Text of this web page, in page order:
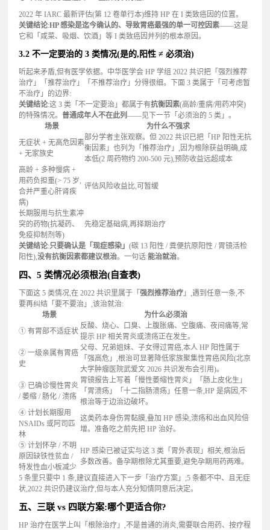
2022 年 IARC 最新评估(第 12 卷单行本)维持 HP 在 I 类致癌因的位置。
关键结论:HP 感染是迄今确认的、导致胃癌最强的单一可控因素——这是
它和「咸菜、吸烟、饮酒」等 I 类致癌因并列的根本原因。
3.2 不一定要治的 3 类情况(是的,阳性 ≠ 必须治)
听起来矛盾,但有医学依据。中华医学会 HP 学组 2022 共识把「强烈推荐
治疗」「推荐治疗」「不推荐治疗」分得很细。下面 3 类属于「可考虑暂
不治疗」的边界:
关键结论:这 3 类「不一定要治」都属于有抗衡因素(高龄/重病/用药冲突)
的特殊情况。 普通成年人不在此列——见下一节「必须治的 5 类」。
场景
为什么不强求
无症状 + 无高危因素
+ 无家族史
部分学者主张观察。但 2022 共识已把「HP 阳性无抗
衡因素」也列为「推荐治疗」,因为根除获益明确,成
本低(2 周药物约 200-500 元),预防收益远超成本
高龄 + 多种慢病 +
用药负担重(> 75 岁,
合并严重心肝肾疾
病)
评估风险收益比,可暂缓
长期服用与抗生素冲
突的药物(抗凝药、
免疫抑制剂等)
先稳定基础病,再择期治疗
关键结论:只要确认是「现症感染」 (碳 13 阳性 / 粪便抗原阳性 / 胃镜活检
阳性),没有抗衡因素都建议根治。一句话:能治就治。
四、5 类情况必须根治(自查表)
下面这 5 类情况,在 2022 共识里属于「 强烈推荐治疗 」,遇到任意一条,不
要再纠结「要不要治」,该治就治:
场景
为什么必须治
① 有胃部不适症状
反酸、烧心、口臭、上腹胀痛、空腹痛、夜间痛等,常
提示 HP 相关胃炎或溃疡正在发生。
② 一级亲属有胃癌
史
父母、兄弟姐妹、子女得过胃癌,本人 HP 阳性属于
「强高危」,根治可显著降低家族聚集性胃癌风险(北京
大学肿瘤医院武爱文 2026 共识发布会引用)。
③ 已确诊慢性胃炎
/ 萎缩 / 肠化 / 溃疡
胃镜报告上写着「慢性萎缩性胃炎」「肠上皮化生」
「胃溃疡」「十二指肠溃疡」任意一条,HP 是病因,不
根治等于边治边破坏。
④ 计划长期服用
NSAIDs 或阿司匹
林
这类药本身伤胃黏膜,叠加 HP 感染,溃疡和出血风险倍
增。准备吃之前先把 HP 治好。
⑤ 计划怀孕 / 不明
原因缺铁性贫血 /
特发性血小板减少
HP 感染已被证实与这 3 类「胃外表现」相关,根治后
多数改善。备孕期根除尤其重要,避免孕期用药两难。
5 条里只要中 1 条,建议直接进入下一步「治疗方案」;5 条都不中、且无症
状,2022 共识仍建议治疗,但与本人充分知情同意后决定。
五、三联 vs 四联方案:哪个更适合你?
HP 治疗在医学上叫「根除治疗」,不是普通的消炎,需要联合用药、按疗程